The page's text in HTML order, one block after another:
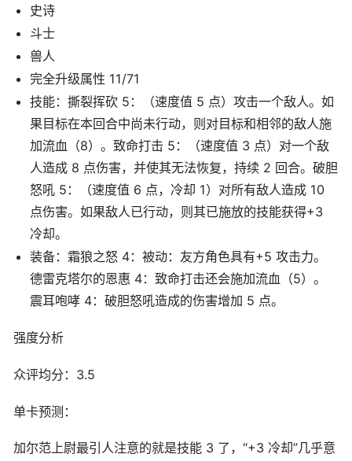
史诗
斗士
兽人
完全升级属性 11/71
技能：撕裂挥砍 5：（速度值 5 点）攻击一个敌人。如
果目标在本回合中尚未行动，则对目标和相邻的敌人施
加流血（8）。致命打击 5：（速度值 3 点）对一个敌
人造成 8 点伤害，并使其无法恢复，持续 2 回合。破胆
怒吼 5：（速度值 6 点，冷却 1）对所有敌人造成 10
点伤害。如果敌人已行动，则其已施放的技能获得+3
冷却。
装备：霜狼之怒 4：被动：友方角色具有+5 攻击力。
德雷克塔尔的恩惠 4：致命打击还会施加流血（5）。
震耳咆哮 4：破胆怒吼造成的伤害增加 5 点。
强度分析
众评均分：3.5
单卡预测：
加尔范上尉最引人注意的就是技能 3 了，“+3 冷却”几乎意